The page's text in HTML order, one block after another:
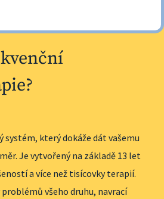
který dokáže dát vašemu
Je vytvořený na základě 13 let
a více než tisícovky terapií.
všeho druhu, navrací